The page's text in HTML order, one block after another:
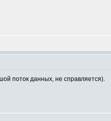
поток данных, не справляется).